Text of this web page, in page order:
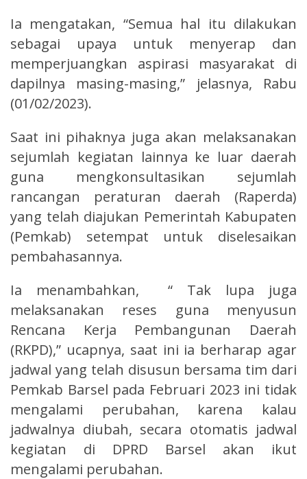
Ia mengatakan, “Semua hal itu dilakukan
sebagai upaya untuk menyerap dan
memperjuangkan aspirasi masyarakat di
dapilnya masing-masing,” jelasnya, Rabu
(01/02/2023).
Saat ini pihaknya juga akan melaksanakan
sejumlah kegiatan lainnya ke luar daerah
guna mengkonsultasikan sejumlah
rancangan peraturan daerah (Raperda)
yang telah diajukan Pemerintah Kabupaten
(Pemkab) setempat untuk diselesaikan
pembahasannya.
Ia menambahkan, “ Tak lupa juga
melaksanakan reses guna menyusun
Rencana Kerja Pembangunan Daerah
(RKPD),” ucapnya, saat ini ia berharap agar
jadwal yang telah disusun bersama tim dari
Pemkab Barsel pada Februari 2023 ini tidak
mengalami perubahan, karena kalau
jadwalnya diubah, secara otomatis jadwal
kegiatan di DPRD Barsel akan ikut
mengalami perubahan.